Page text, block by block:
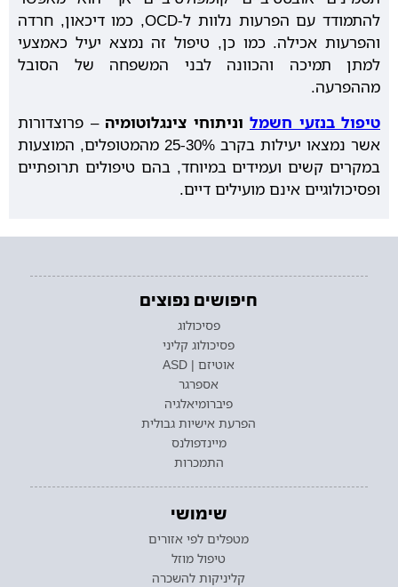
להתמודד עם הפרעות נלוות ל-OCD, כמו דיכאון, חרדה
והפרעות אכילה. כמו כן, טיפול זה נמצא יעיל כאמצעי
למתן תמיכה והכוונה לבני המשפחה של הסובל
מההפרעה.
טיפול בנזעי חשמל וניתוחי צינגלוטומיה – פרוצדורות
אשר נמצאו יעילות בקרב 25-30% מהמטופלים, המוצעות
במקרים קשים ועמידים במיוחד, בהם טיפולים תרופתיים
ופסיכולוגיים אינם מועילים דיים.
חיפושים נפוצים
פסיכולוג
פסיכולוג קליני
אוטיזם | ASD
אספרגר
פיברומיאלגיה
הפרעת אישיות גבולית
מיינדפולנס
התמכרות
שימושי
מטפלים לפי אזורים
טיפול מוזל
קליניקות להשכרה